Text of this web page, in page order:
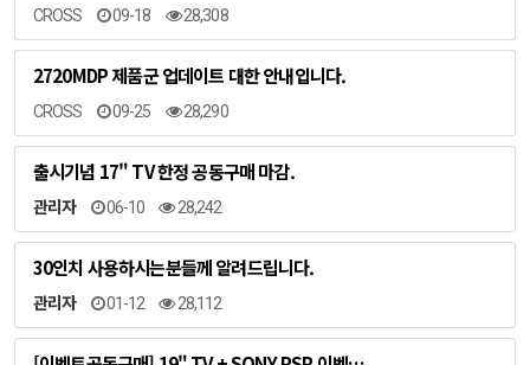
CROSS 09-18 28,308
2720MDP 제품군 업데이트 대한 안내입니다.
CROSS 09-25 28,290
출시기념 17" TV 한정 공동구매 마감.
관리자 06-10 28,242
30인치 사용하시는분들께 알려드립니다.
관리자 01-12 28,112